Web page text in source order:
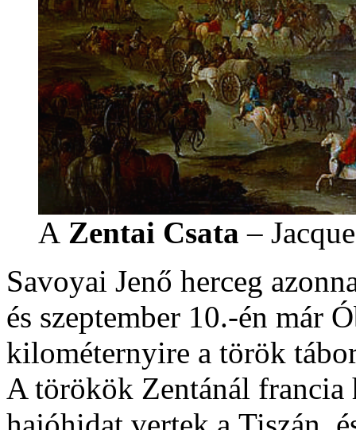
A Zentai Csata –
Savoyai Jenő herceg
és szeptember 10.-én már
kilométernyire a török
A törökök Zentánál francia